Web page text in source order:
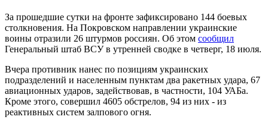
За прошедшие сутки на фронте зафиксировано 144 боевых
столкновения. На Покровском направлении украинские
воины отразили 26 штурмов россиян. Об этом сообщил
Генеральный штаб ВСУ в утренней сводке в четверг, 18 июля.
Вчера противник нанес по позициям украинских
подразделений и населенным пунктам два ракетных удара, 67
авиационных ударов, задействовав, в частности, 104 УАБа.
Кроме этого, совершил 4605 обстрелов, 94 из них - из
реактивных систем залпового огня.